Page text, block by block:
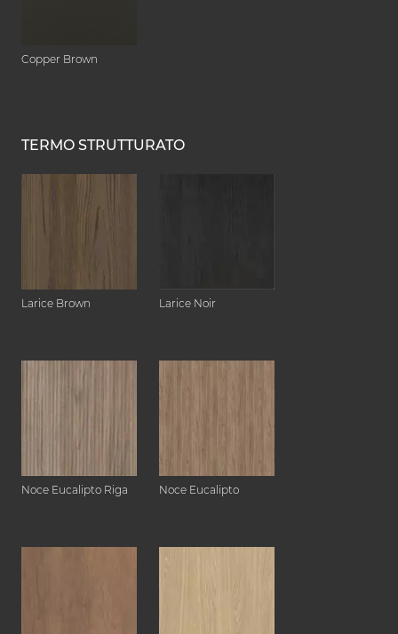
Copper Brown
TERMO STRUTTURATO
Larice Brown Larice Noir
Noce Eucalipto Riga Noce Eucalipto